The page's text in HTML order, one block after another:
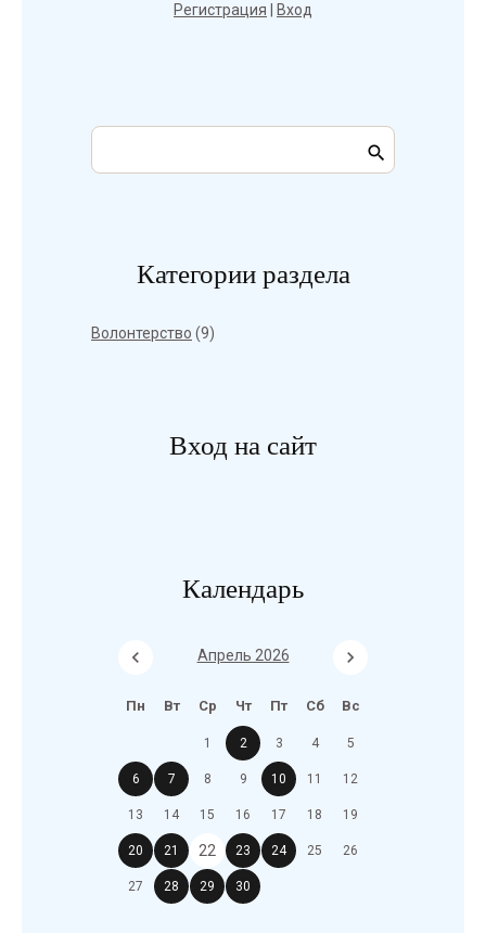
Регистрация
Вход
Категории раздела
Волонтерство (9)
Вход на сайт
Календарь
Апрель 2026
Пн Вт Ср Чт Пт Сб Вс
1 2 3 4 5
6 7 8 9 10 11 12
13 14 15 16 17 18 19
20 21 22 23 24 25 26
27 28 29 30